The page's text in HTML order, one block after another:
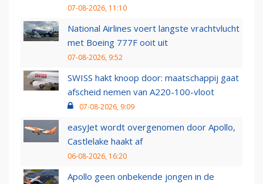
07-08-2026, 11:10
National Airlines voert langste vrachtvlucht
met Boeing 777F ooit uit
07-08-2026, 9:52
SWISS hakt knoop door: maatschappij gaat
afscheid nemen van A220-100-vloot
07-08-2026, 9:09
easyJet wordt overgenomen door Apollo,
Castlelake haakt af
06-08-2026, 16:20
Apollo geen onbekende jongen in de